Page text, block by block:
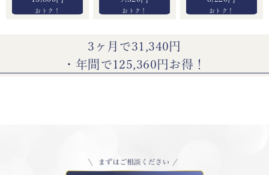
3ヶ月で31,340円
・ 年間で125,360円お得！